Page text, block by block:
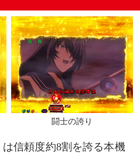
闘士の誇り
は信頼度約8割を誇る本機